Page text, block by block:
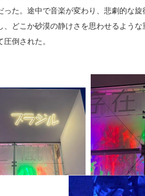
った。途中で音楽が変わり、悲劇的な
、どこか砂漠の静けさを思わせるような
圧倒された。